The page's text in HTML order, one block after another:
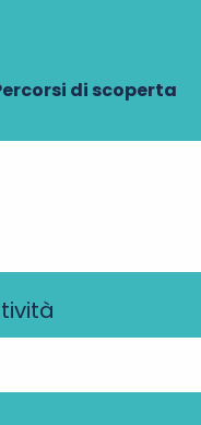
di scoperta
Amboise